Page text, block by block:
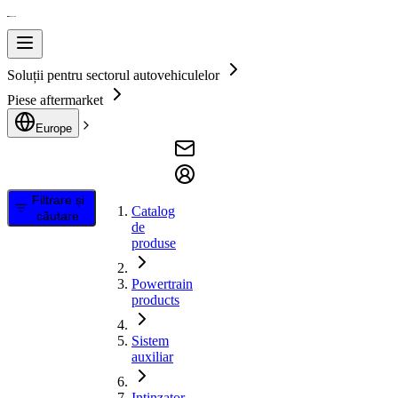
Soluții pentru sectorul autovehiculelor
Piese aftermarket
Europe
Filtrare și
căutare
Catalog
de
produse
Powertrain
products
Sistem
auxiliar